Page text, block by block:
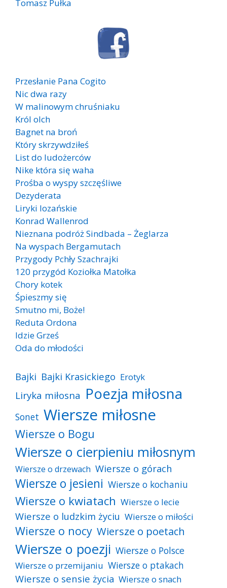
Tomasz Pułka
Przesłanie Pana Cogito
Nic dwa razy
W malinowym chruśniaku
Król olch
Bagnet na broń
Który skrzywdziłeś
List do ludożerców
Nike która się waha
Prośba o wyspy szczęśliwe
Dezyderata
Liryki lozańskie
Konrad Wallenrod
Nieznana podróż Sindbada – Żeglarza
Na wyspach Bergamutach
Przygody Pchły Szachrajki
120 przygód Koziołka Matołka
Chory kotek
Śpieszmy się
Smutno mi, Boże!
Reduta Ordona
Idzie Grześ
Oda do młodości
Bajki Bajki Krasickiego Erotyk
Liryka miłosna Poezja miłosna
Sonet Wiersze miłosne
Wiersze o Bogu
Wiersze o cierpieniu miłosnym
Wiersze o drzewach Wiersze o górach
Wiersze o jesieni Wiersze o kochaniu
Wiersze o kwiatach Wiersze o lecie
Wiersze o ludzkim życiu Wiersze o miłości
Wiersze o nocy Wiersze o poetach
Wiersze o poezji Wiersze o Polsce
Wiersze o przemijaniu Wiersze o ptakach
Wiersze o sensie życia Wiersze o snach